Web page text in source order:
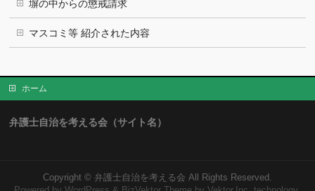
塀の中からの懲戒請求
マスコミ等 紹介された内容
ホーム
弁護士自治を考える会（サイト名）
Copyright © 弁護士自治を考える会 All Rights Reserved.